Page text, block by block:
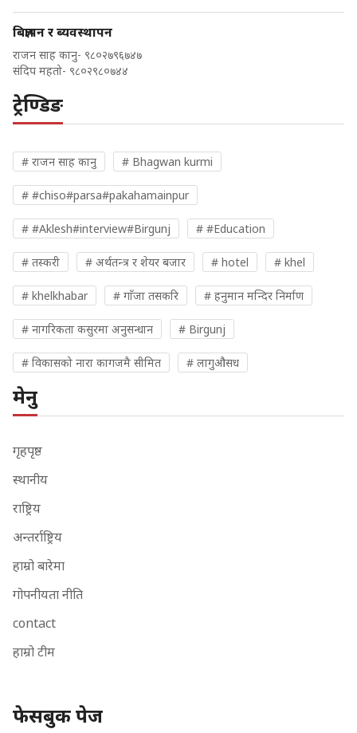
बिज्ञापन र ब्यवस्थापन
राजन साह कानु- ९८०२७९६७४७
संदिप महतो- ९८०२९८०७४४
ट्रेण्डिङ
# राजन साह कानु # Bhagwan kurmi
# #chiso#parsa#pakahamainpur
# #Aklesh#interview#Birgunj # #Education
# तस्करी # अर्थतन्त्र र शेयर बजार # hotel # khel
# khelkhabar # गाँजा तसकरि # हनुमान मन्दिर निर्माण
# नागरिकता कसुरमा अनुसन्धान # Birgunj
# विकासको नारा कागजमै सीमित # लागुऔसध
मेनु
गृहपृष्ठ
स्थानीय
राष्ट्रिय
अन्तर्राष्ट्रिय
हाम्रो बारेमा
गोपनीयता नीति
contact
हाम्रो टीम
फेसबुक पेज